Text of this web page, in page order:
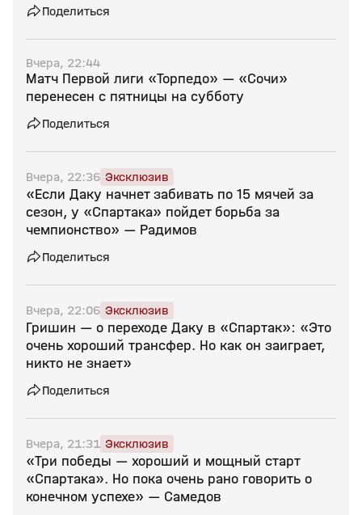
Поделиться
Вчера, 22:44
Матч Первой лиги «Торпедо» — «Сочи»
перенесен с пятницы на субботу
Поделиться
Вчера, 22:36 Эксклюзив
«Если Даку начнет забивать по 15 мячей за
сезон, у «Спартака» пойдет борьба за
чемпионство» — Радимов
Поделиться
Вчера, 22:06 Эксклюзив
Гришин — о переходе Даку в «Спартак»: «Это
очень хороший трансфер. Но как он заиграет,
никто не знает»
Поделиться
Вчера, 21:31 Эксклюзив
«Три победы — хороший и мощный старт
«Спартака». Но пока очень рано говорить о
конечном успехе» — Самедов